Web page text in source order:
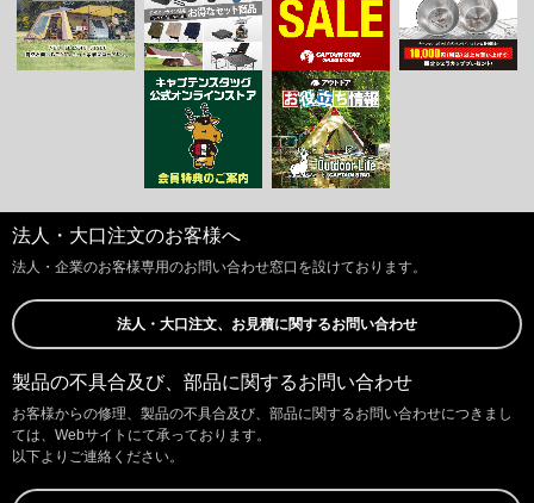
法人・大口注文のお客様へ
法人・企業のお客様専用のお問い合わせ窓口を設けております。
法人・大口注文、お見積に関するお問い合わせ
製品の不具合及び、部品に関するお問い合わせ
お客様からの修理、製品の不具合及び、部品に関するお問い合わせにつきまし
ては、Webサイトにて承っております。
以下よりご連絡ください。